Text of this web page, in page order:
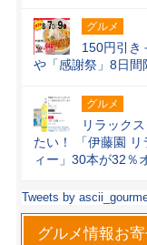
グルメ
150円引き
や「感謝祭」8日間
グルメ
リラック
たい！ 「伊藤園
ィー」30本が32％
Tweets by
グルメ情報お